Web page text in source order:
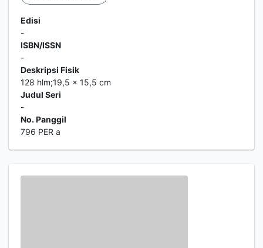
Edisi
-
ISBN/ISSN
-
Deskripsi Fisik
128 hlm;19,5 x 15,5 cm
Judul Seri
-
No. Panggil
796 PER a